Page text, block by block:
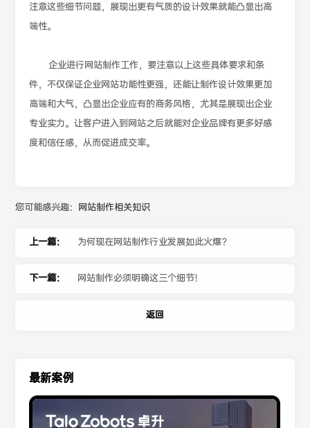
注意这些细节问题，展现出更有气质的设计效果就能凸显出高
端性。
企业进行网站制作工作，要注意以上这些具体要求和条
件，不仅保证企业网站功能性更强，还能让制作设计效果更加
高端和大气，凸显出企业应有的商务风格，尤其是展现出企业
专业实力。让客户进入到网站之后就能对企业品牌有更多好感
度和信任感，从而促进成交率。
您可能感兴趣： 网站制作相关知识
上一篇： 为何现在网站制作行业发展如此火爆？
下一篇： 网站制作必须明确这三个细节！
返回
最新案例